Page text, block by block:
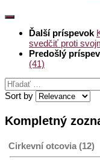
Ďalší príspevok
svedčiť proti
Predošlý
(41)
Hľadať:
Sort by
Kompletný
Cirkevní otcovia (12)